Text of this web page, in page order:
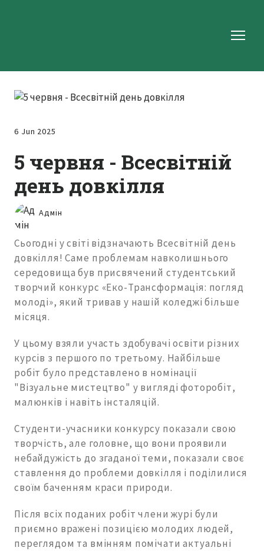
6 Jun 2025
5 червня - Всесвітній
день довкілля
Адмін
Сьогодні у світі відзначають Всесвітній день
довкілля! Саме проблемам навколишнього
середовища був присвячений студентський
творчий конкурс «Еко-Трансформація: погляд
молоді», який тривав у нашій коледжі більше
місяця.
У цьому взяли участь здобувачі освіти різних
курсів з першого по третьому. Найбільше
робіт було представлено в номінації
"Візуальне мистецтво" у вигляді фоторобіт,
малюнків і навіть інсталяцій.
Студенти-учасники конкурсу показали свою
творчість, але головне, що вони проявили
небайдужість до згаданої теми, показали своє
ставлення до проблеми довкілля і поділилися
своїм баченням краси природи.
Після всіх поданих робіт члени журі були
приємно вражені позицією молодих людей,
переглядом та вмінням помічати актуальні